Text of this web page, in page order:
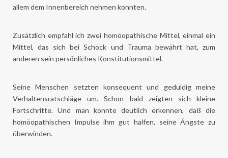
allem dem Innenbereich nehmen konnten.
Zusätzlich empfahl ich zwei homöopathische Mittel, einmal ein
Mittel, das sich bei Schock und Trauma bewährt hat, zum
anderen sein persönliches Konstitutionsmittel.
Seine Menschen setzten konsequent und geduldig meine
Verhaltensratschläge um. Schon bald zeigten sich kleine
Fortschritte. Und man konnte deutlich erkennen, daß die
homöopathischen Impulse ihm gut halfen, seine Ängste zu
überwinden.